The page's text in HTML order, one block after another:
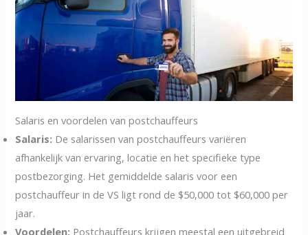
Salaris en voordelen van postchauffeurs
Salaris: De salarissen van postchauffeurs variëren
afhankelijk van ervaring, locatie en het specifieke type
postbezorging. Het gemiddelde salaris voor een
postchauffeur in de VS ligt rond de $50,000 tot $60,000 per
jaar.
Voordelen: Postchauffeurs krijgen meestal een uitgebreid